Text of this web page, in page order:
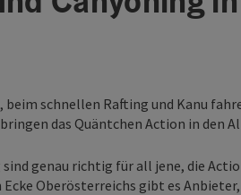
beim schnellen Rafting und Kanu
das Quäntchen Action in den
genau richtig für all jene, die
Ecke Oberösterreichs gibt es